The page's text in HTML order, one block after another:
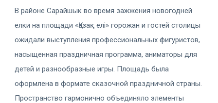
В районе Сарайшык во время зажжения новогодней
елки на площади «Қазақ елі» горожан и гостей столицы
ожидали выступления профессиональных фигуристов,
насыщенная праздничная программа, аниматоры для
детей и разнообразные игры. Площадь была
оформлена в формате сказочной праздничной страны.
Пространство гармонично объединяло элементы